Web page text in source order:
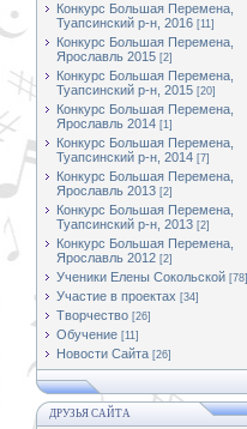
Конкурс Большая Перемена,
Туапсинский р-н, 2016 [11]
Конкурс Большая Перемена,
Ярославль 2015 [2]
Конкурс Большая Перемена,
Туапсинский р-н, 2015 [20]
Конкурс Большая Перемена,
Ярославль 2014 [1]
Конкурс Большая Перемена,
Туапсинский р-н, 2014 [7]
Конкурс Большая Перемена,
Ярославль 2013 [2]
Конкурс Большая Перемена,
Туапсинский р-н, 2013 [2]
Конкурс Большая Перемена,
Ярославль 2012 [2]
Ученики Елены Сокольской [78]
Участие в проектах [34]
Творчество [26]
Обучение [11]
Новости Сайта [26]
ДРУЗЬЯ САЙТА